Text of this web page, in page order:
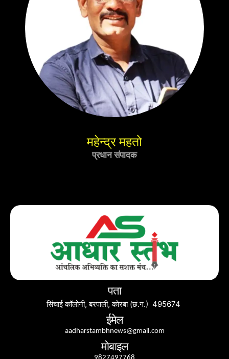
महेन्द्र महतो
प्रधान संपादक
पता
सिंचाई कॉलोनी, बरपाली, कोरबा (छ.ग.) 495674
ईमेल
aadharstambhnews@gmail.com
मोबाइल